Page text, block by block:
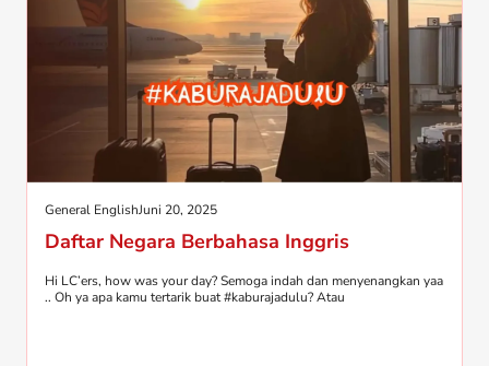
General EnglishJuni 20, 2025
Daftar Negara Berbahasa Inggris
Hi LC’ers, how was your day? Semoga indah dan menyenangkan yaa
.. Oh ya apa kamu tertarik buat #kaburajadulu? Atau